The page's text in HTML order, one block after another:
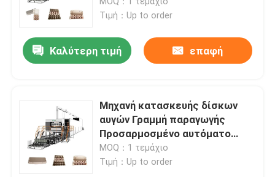
Τιμή：Up to order
Καλύτερη τιμή επαφή
Μηχανή κατασκευής δίσκων
αυγών Γραμμή παραγωγής
Προσαρμοσμένο αυτόματο
σύστημα ξήρανσης μετάλλων
MOQ：1 τεμάχιο
Τιμή：Up to order